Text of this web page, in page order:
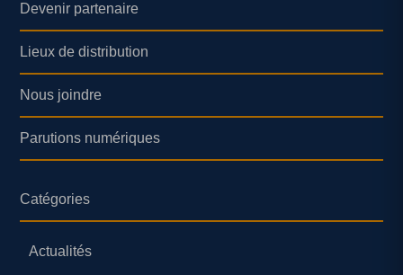
Devenir partenaire
Lieux de distribution
Nous joindre
Parutions numériques
Catégories
Actualités